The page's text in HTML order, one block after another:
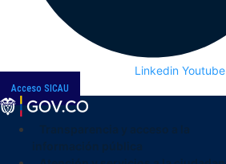
Linkedin Youtube
Acceso SICAU